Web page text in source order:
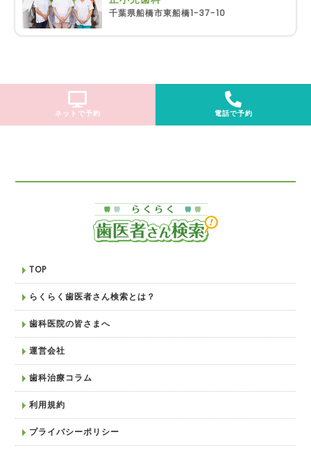
千葉県船橋市東船橋1-37-10
ネットで予約 電話で予約
TOP
らくらく歯医者さん検索とは？
歯科医院の皆さまへ
運営会社
歯科治療コラム
利用規約
プライバシーポリシー